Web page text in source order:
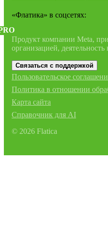
«Флатика» в соцсетях:
Продукт компании Meta,
организацией,
Связаться с поддержкой
Пользовательское
Политика в отношении
Карта сайта
Справочник для AI
© 2026 Flatica